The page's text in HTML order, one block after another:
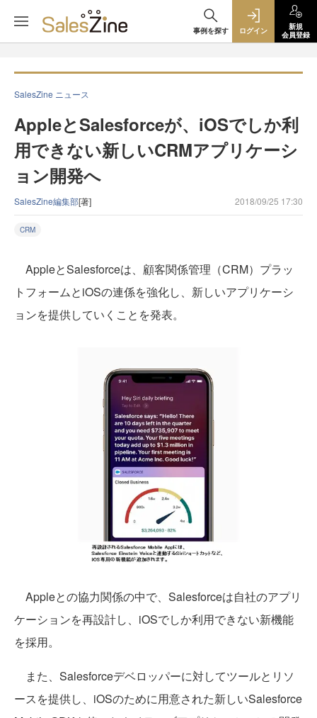
事例を探す ログイン
新規
会員登録
SalesZine ニュース
AppleとSalesforceが、iOSでしか利
用できない新しいCRMアプリケーシ
ョン開発へ
SalesZine編集部[著] 2018/09/25 17:30
CRM
AppleとSalesforceは、顧客関係管理（CRM）プラッ
トフォームとiOSの連係を強化し、新しいアプリケーシ
ョンを提供していくことを発表。
Appleとの協力関係の中で、Salesforceは自社のアプリ
ケーションを再設計し、iOSでしか利用できない新機能
を採用。
また、Salesforceデベロッパーに対してツールとリソ
ースを提供し、iOSのために用意された新しいSalesforce